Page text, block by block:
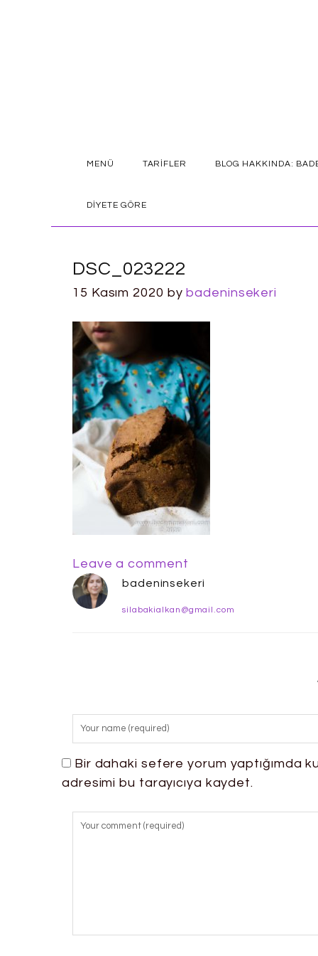
SKIPMENÜ TARIFLER BLOG HAKKINDA:
DIYETE GÖRE
DSC_023222
15 Kasım 2020 bybadeninsekeri
Leave a comment
badeninsekeri
silabakialkan@gmail.com
Bir dahaki sefere yorum yaptığımda
adresimi bu tarayıcıya kaydet.